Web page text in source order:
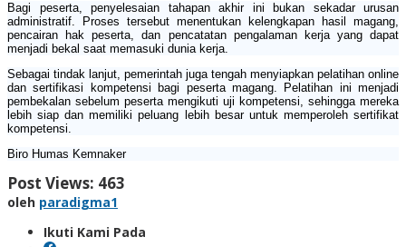
Bagi peserta, penyelesaian tahapan akhir ini bukan sekadar urusan
administratif. Proses tersebut menentukan kelengkapan hasil magang,
pencairan hak peserta, dan pencatatan pengalaman kerja yang dapat
menjadi bekal saat memasuki dunia kerja.
Sebagai tindak lanjut, pemerintah juga tengah menyiapkan pelatihan online
dan sertifikasi kompetensi bagi peserta magang. Pelatihan ini menjadi
pembekalan sebelum peserta mengikuti uji kompetensi, sehingga mereka
lebih siap dan memiliki peluang lebih besar untuk memperoleh sertifikat
kompetensi.
Biro Humas Kemnaker
Post Views: 463
oleh paradigma1
Ikuti Kami Pada